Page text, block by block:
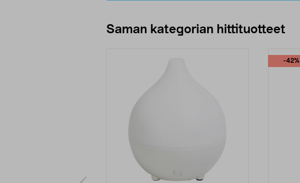
Saman kategorian hittituotteet
-42%